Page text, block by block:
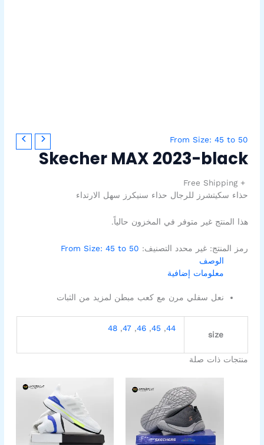
From Size: 45 to 50
Skecher MAX 2023-black
+ Free Shipping
حذاء سكيتشرز للرجال حذاء سنيكرز سهل الارتداء
هذا المنتج غير متوفر في المخزون حالياً.
رمز المنتج:غير محدد التصنيف: From Size: 45 to 50
الوصف
معلومات إضافية
نعل سفلي مرن مع كعب مبطن لمزيد من الثبات
size
44
,
45
,
46
,
47
,
48
منتجات ذات صلة
الأصلي
2.000,00EGP.
الحالي
هو:
1.199,00EGP.
العديد
من
الأشكال
المختلفة
1.600,00EGP.
الحالي
هو:
1.199,00EGP.
العديد
من
الأشكال
المختلفة